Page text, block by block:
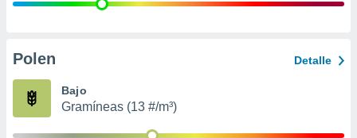
e
publicidad
Polen Detalle
Bajo
Gramíneas (13 #/m³)